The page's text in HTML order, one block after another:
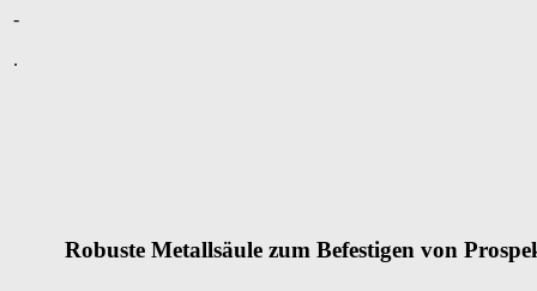
-
.
Robuste Metallsäule zum Befestigen von